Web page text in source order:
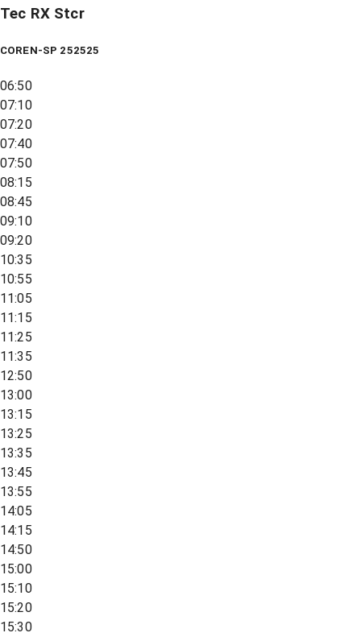
Tec RX Stcr
COREN-SP 252525
06:50
07:10
07:20
07:40
07:50
08:15
08:45
09:10
09:20
10:35
10:55
11:05
11:15
11:25
11:35
12:50
13:00
13:15
13:25
13:35
13:45
13:55
14:05
14:15
14:50
15:00
15:10
15:20
15:30